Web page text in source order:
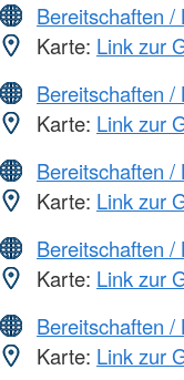
Bereitschaften /
Karte: Link zur
Bereitschaften /
Karte: Link zur
Bereitschaften /
Karte: Link zur
Bereitschaften /
Karte: Link zur
Bereitschaften /
Karte: Link zur